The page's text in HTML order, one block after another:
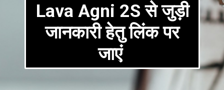
Lava Agni 2S से जुड़ी
जानकारी हेतु लिंक पर
जाएं